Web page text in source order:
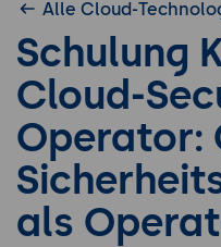
Alle Cloud-
Schulung
Cloud-
Operator:
als